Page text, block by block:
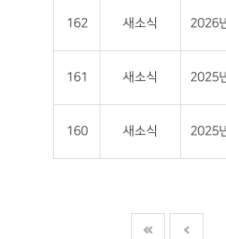
162 새소식 2026
161 새소식 2025
160 새소식 2025